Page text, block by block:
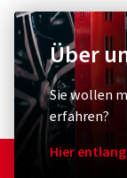
Über
Sie wollen
erfahren?
Hier entlang